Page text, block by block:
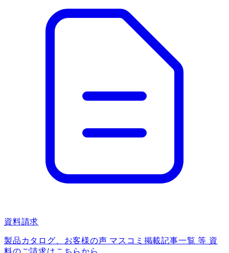
資料請求
製品カタログ、お客様の声 マスコミ掲載記事一覧 等 資
料のご請求はこちらから